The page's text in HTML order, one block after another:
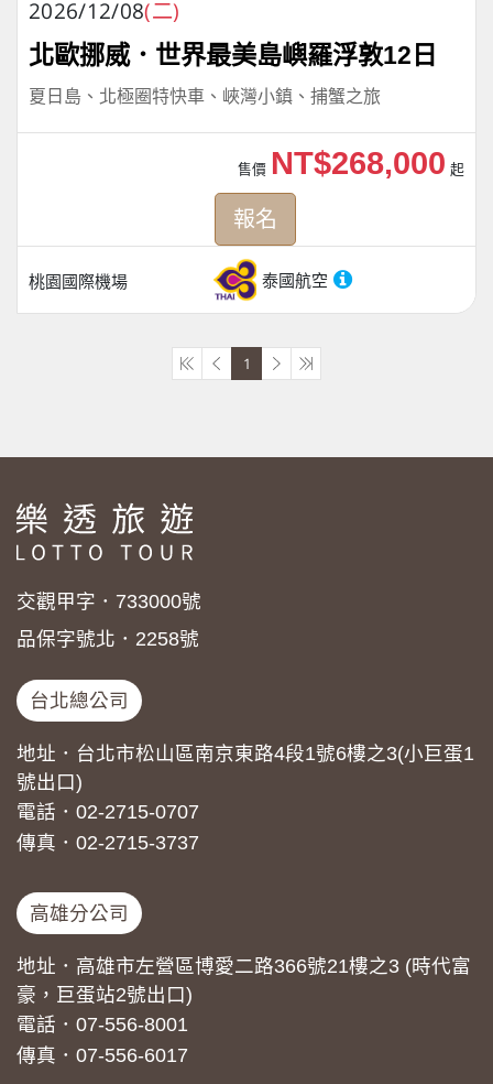
2026/12/08(二)
北歐挪威．世界最美島嶼羅浮敦12日
夏日島、北極圈特快車、峽灣小鎮、捕蟹之旅
桃園國際機場 泰國航空
售價 NT$268,000 起
報名
1
交觀甲字．733000號
品保字號北．2258號
台北總公司
地址．台北市松山區南京東路4段1號6樓之3(小巨蛋1
號出口)
電話．02-2715-0707
傳真．02-2715-3737
高雄分公司
地址．高雄市左營區博愛二路366號21樓之3 (時代富
豪，巨蛋站2號出口)
電話．07-556-8001
傳真．07-556-6017